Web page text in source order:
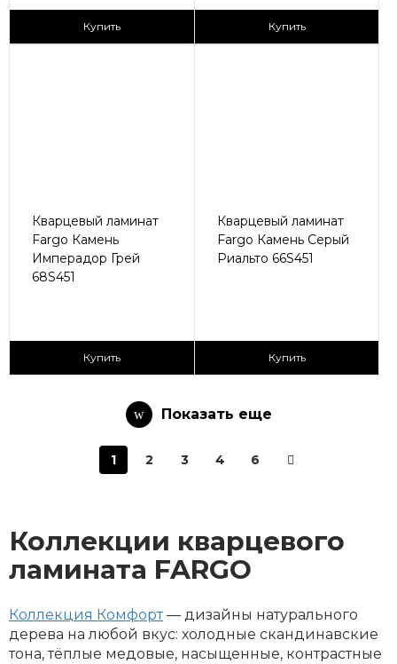
2
Купить
2
Купить
Кварцевый ламинат
Fargo Камень
Имперадор Грей
68S451
2
Купить
Кварцевый ламинат
Fargo Камень Серый
Риальто 66S451
2
Купить
Показать еще
1 2 3 4 6
Коллекции кварцевого
ламината FARGO
Коллекция Комфорт— дизайны натурального
дерева на любой вкус: холодные скандинавские
тона, тёплые медовые, насыщенные, контрастные